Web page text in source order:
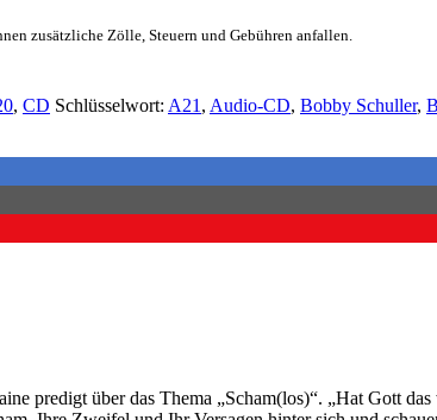
zusätzliche Zölle, Steuern und Gebühren anfallen.
, CD Schlüsselwort: A21 , Audio-CD, Bobby Schuller,
predigt über das Thema „Scham(los)“. „Hat Gott